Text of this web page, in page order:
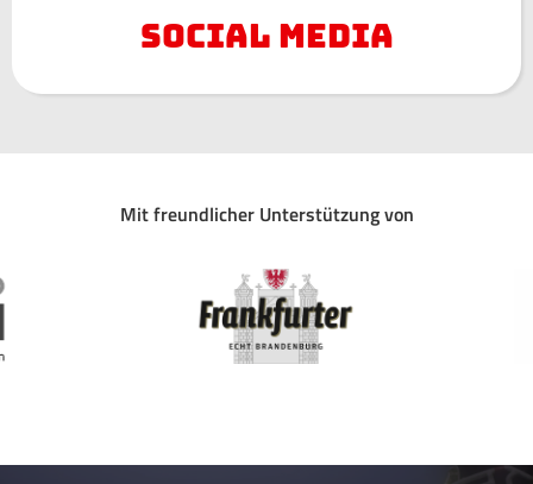
Social Media
Mit freundlicher Unterstützung von